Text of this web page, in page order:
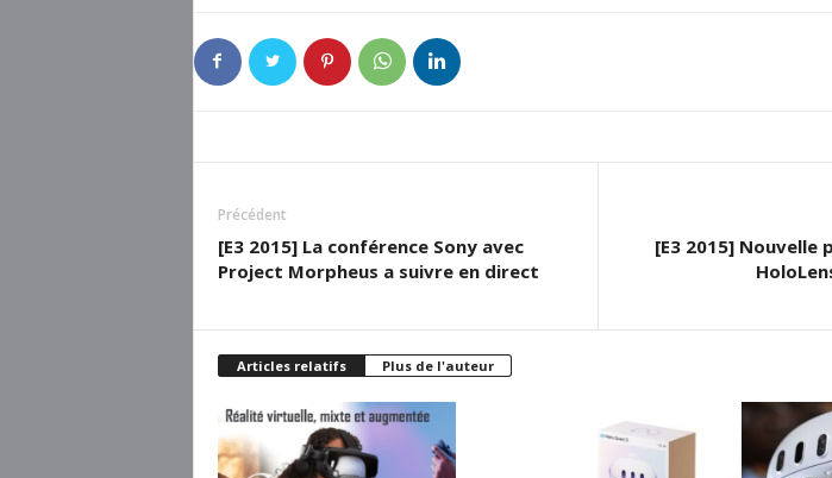
Précédent
[E3 2015] La conférence Sony avec
Project Morpheus a suivre en direct
[E3 2015] Nouvelle
Articles relatifs Plus de l'auteur